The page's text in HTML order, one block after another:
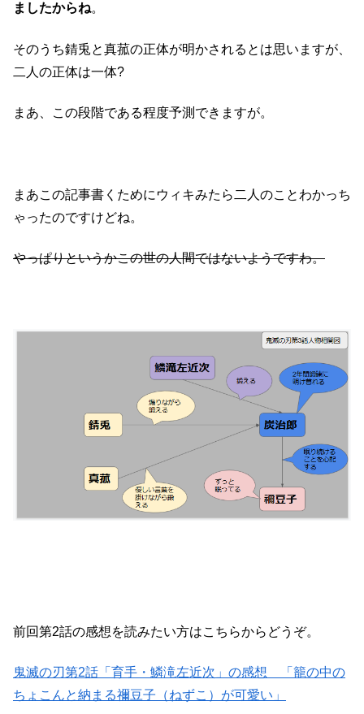
ましたからね。
そのうち錆兎と真菰の正体が明かされるとは思いますが、
二人の正体は一体?
まあ、この段階である程度予測できますが。
まあこの記事書くためにウィキみたら二人のことわかっち
ゃったのですけどね。
やっぱりというかこの世の人間ではないようですわ。
前回第2話の感想を読みたい方はこちらからどうぞ。
鬼滅の刃第2話「育手・鱗滝左近次」の感想 「籠の中の
ちょこんと納まる禰豆子（ねずこ）が可愛い」